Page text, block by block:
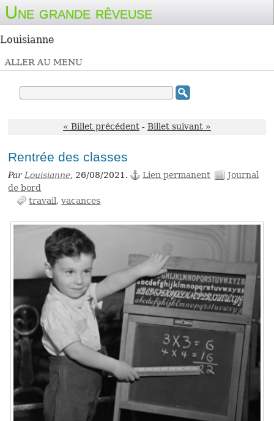
Une grande rêveuse
Louisianne
ALLER AU MENU
« Billet précédent - Billet suivant »
Rentrée des classes
ParLouisianne, 26/08/2021. Lien permanent
Journal
de bord
travail vacances